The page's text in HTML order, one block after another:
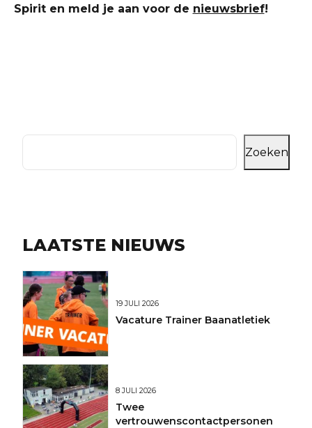
Spirit en meld je aan voor de nieuwsbrief!
Zoeken
LAATSTE NIEUWS
19 JULI 2026
Vacature Trainer Baanatletiek
8 JULI 2026
Twee
vertrouwenscontactpersonen